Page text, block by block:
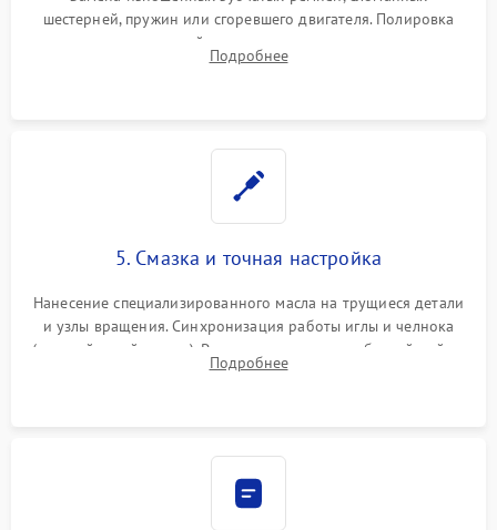
шестерней, пружин или сгоревшего двигателя. Полировка
челночного устройства для устранения заусенцев.
Восстановление контактов в педали и пайка элементов на
Подробнее
5. Смазка и точная настройка
Нанесение специализированного масла на трущиеся детали
и узлы вращения. Синхронизация работы иглы и челнока
(настройка таймингов). Регулировка высоты зубчатой рейки,
центровка игловодителя и калибровка натяжителей верхней
Подробнее